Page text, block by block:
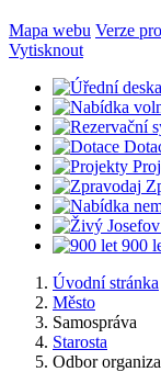
Mapa webu Verze
Vytisknout
900
Úvodní stránka
Město
Samospráva
Starosta
Odbor